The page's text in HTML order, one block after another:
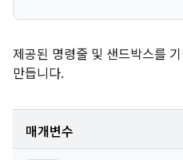
제공된 명령줄 및 샌드박스를
만듭니다.
매개변수